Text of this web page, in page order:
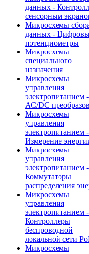
данных -
сенсорным
Микросхемы сбора
данных -
потенциометры
Микросхемы
специального
назначения
Микросхемы
управления
электропитанием -
AC/DC
Микросхемы
управления
электропитанием -
Измерение
Микросхемы
управления
электропитанием -
Коммутаторы
распределения
Микросхемы
управления
электропитанием -
Контроллеры
беспроводной
локальной сети
Микросхемы